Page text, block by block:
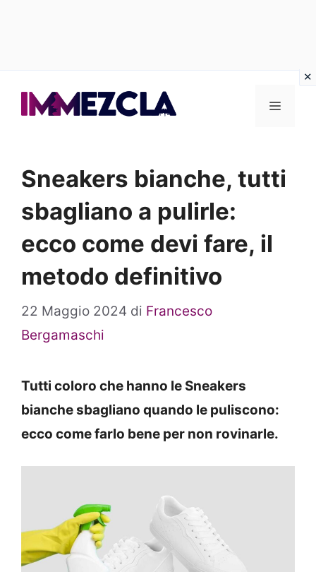
Menu
Sneakers bianche, tutti
sbagliano a pulirle:
ecco come devi fare, il
metodo definitivo
22 Maggio 2024 di Francesco
Bergamaschi
Tutti coloro che hanno le Sneakers
bianche sbagliano quando le puliscono:
ecco come farlo bene per non rovinarle.